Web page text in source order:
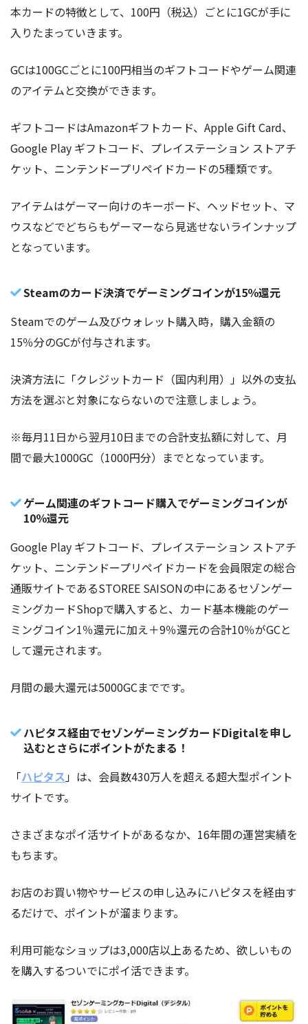
本カードの特徴として、100円（税込）ごとに1GCが手に
入りたまっていきます。
GCは100GCごとに100円相当のギフトコードやゲーム関連
のアイテムと交換ができます。
ギフトコードはAmazonギフトカード、Apple Gift Card、
Google Play ギフトコード、プレイステーション ストアチ
ケット、ニンテンドープリペイドカードの5種類です。
アイテムはゲーマー向けのキーボード、ヘッドセット、マ
ウスなどでどちらもゲーマーなら見逃せないラインナップ
となっています。
Steamのカード決済でゲーミングコインが15％還元
Steamでのゲーム及びウォレット購入時，購入金額の
15％分のGCが付与されます。
決済方法に「クレジットカード（国内利用）」以外の支払
方法を選ぶと対象にならないので注意しましょう。
※毎月11日から翌月10日までの合計支払額に対して、月
間で最大1000GC（1000円分）までとなっています。
ゲーム関連のギフトコード購入でゲーミングコインが
10％還元
Google Play ギフトコード、プレイステーション ストアチ
ケット、ニンテンドープリペイドカードを会員限定の総合
通販サイトであるSTOREE SAISONの中にあるセゾンゲー
ミングカードShopで購入すると、カード基本機能のゲー
ミングコイン1％還元に加え＋9％還元の合計10％がGCと
して還元されます。
月間の最大還元は5000GCまでです。
ハピタス経由でセゾンゲーミングカードDigitalを申し
込むとさらにポイントがたまる！
「ハピタス 」は、会員数430万人を超える超大型ポイント
サイトです。
さまざまなポイ活サイトがあるなか、16年間の運営実績を
もちます。
お店のお買い物やサービスの申し込みにハピタスを経由す
るだけで、ポイントが溜まります。
利用可能なショップは3,000店以上あるため、欲しいもの
を購入するついでにポイ活できます。